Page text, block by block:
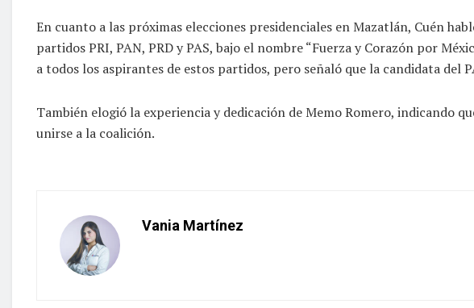
En cuanto a las próximas elecciones presidenciales en Mazatlán, Cuén
partidos PRI, PAN, PRD y PAS, bajo el nombre “Fuerza y Corazón por
a todos los aspirantes de estos partidos, pero señaló que la candidata del
También elogió la experiencia y dedicación de Memo Romero, indicando
unirse a la coalición.
Vania Martínez